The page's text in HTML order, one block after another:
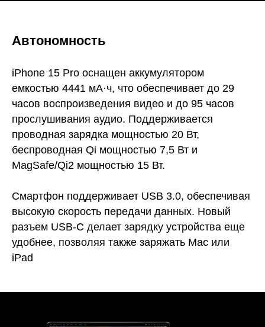
Автономность
iPhone 15 Pro оснащен аккумулятором
емкостью 4441 мА·ч, что обеспечивает до 29
часов воспроизведения видео и до 95 часов
прослушивания аудио. Поддерживается
проводная зарядка мощностью 20 Вт,
беспроводная Qi мощностью 7,5 Вт и
MagSafe/Qi2 мощностью 15 Вт.
Смартфон поддерживает USB 3.0, обеспечивая
высокую скорость передачи данных. Новый
разъем USB‑C делает зарядку устройства еще
удобнее, позволяя также заряжать Mac или
iPad